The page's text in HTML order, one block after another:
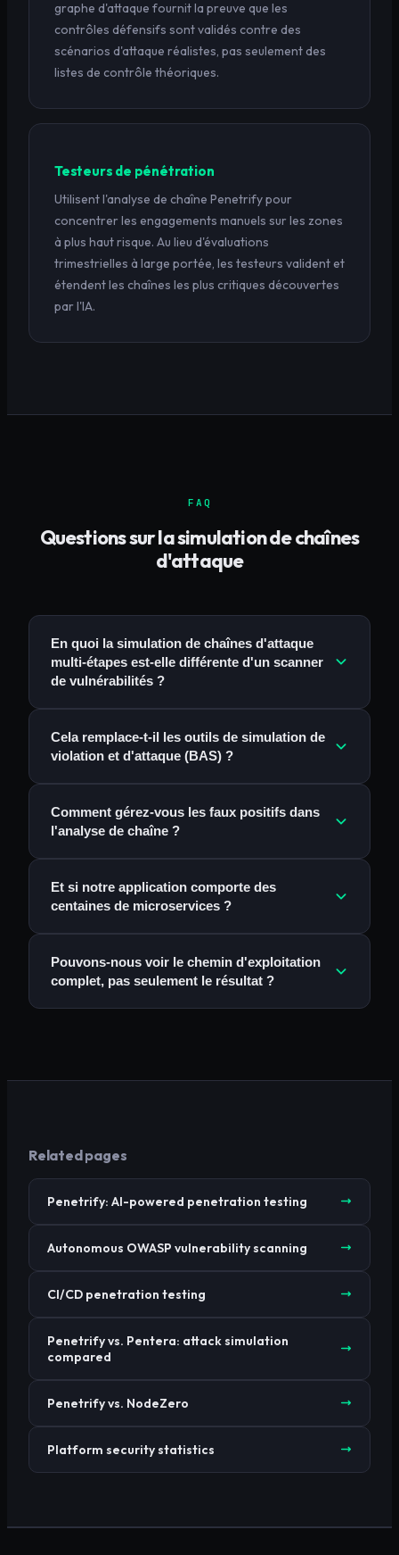
graphe d'attaque fournit la preuve que les
contrôles défensifs sont validés contre des
scénarios d'attaque réalistes, pas seulement des
listes de contrôle théoriques.
Testeurs de pénétration
Utilisent l'analyse de chaîne Penetrify pour
concentrer les engagements manuels sur les zones
à plus haut risque. Au lieu d'évaluations
trimestrielles à large portée, les testeurs valident et
étendent les chaînes les plus critiques découvertes
par l'IA.
FAQ
Questions sur la simulation de chaînes
d'attaque
En quoi la simulation de chaînes d'attaque
multi-étapes est-elle différente d'un scanner
de vulnérabilités ?
Cela remplace-t-il les outils de simulation de
violation et d'attaque (BAS) ?
Comment gérez-vous les faux positifs dans
l'analyse de chaîne ?
Et si notre application comporte des
centaines de microservices ?
Pouvons-nous voir le chemin d'exploitation
complet, pas seulement le résultat ?
Related pages
Penetrify: AI-powered penetration testing
Autonomous OWASP vulnerability scanning
CI/CD penetration testing
Penetrify vs. Pentera: attack simulation
compared
Penetrify vs. NodeZero
Platform security statistics